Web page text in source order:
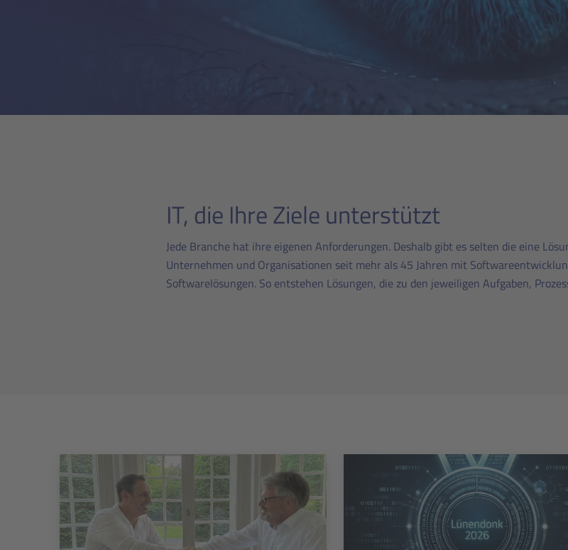
IT, die Ihre Ziele unterstützt
Jede Branche hat ihre eigenen Anforderungen. Deshalb gibt es selten die eine
Unternehmen und Organisationen seit mehr als 45 Jahren mit
Softwarelösungen. So entstehen Lösungen, die zu den jeweiligen Aufgaben,